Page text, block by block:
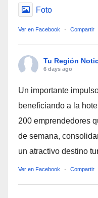
Foto
Ver en Facebook · Compartir
Tu Región
6 days ago
Un importante
beneficiando a la
200 emprendedores
de semana,
un atractivo destino
Ver en Facebook · Compartir